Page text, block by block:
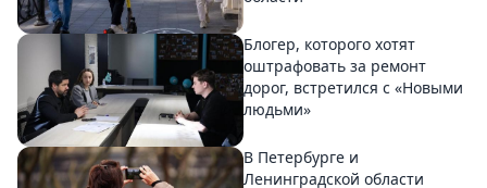
Блогер, которого хотят
оштрафовать за ремонт
дорог, встретился с «Новыми
людьми»
В Петербурге и
Ленинградской области